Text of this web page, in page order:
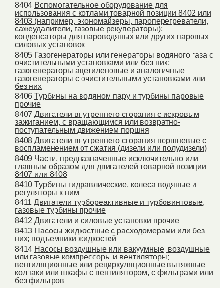
8404 Вспомогательное оборудование для
использования с котлами товарной позиции 8402 или
8403 (например, экономайзеры, пароперегреватели,
сажеудалители, газовые рекуператоры);
конденсаторы для пароводяных или других паровых
силовых установок
8405 Газогенераторы или генераторы водяного газа с
очистительными установками или без них;
газогенераторы ацетиленовые и аналогичные
газогенераторы с очистительными установками или
без них
8406 Турбины на водяном пару и турбины паровые
прочие
8407 Двигатели внутреннего сгорания с искровым
зажиганием, с вращающимся или возвратно-
поступательным движением поршня
8408 Двигатели внутреннего сгорания поршневые с
воспламенением от сжатия (дизели или полудизели)
8409 Части, предназначенные исключительно или
главным образом для двигателей товарной позиции
8407 или 8408
8410 Турбины гидравлические, колеса водяные и
регуляторы к ним
8411 Двигатели турбореактивные и турбовинтовые,
газовые турбины прочие
8412 Двигатели и силовые установки прочие
8413 Насосы жидкостные с расходомерами или без
них; подъемники жидкостей
8414 Насосы воздушные или вакуумные, воздушные
или газовые компрессоры и вентиляторы;
вентиляционные или рециркуляционные вытяжные
колпаки или шкафы с вентилятором, с фильтрами или
без фильтров